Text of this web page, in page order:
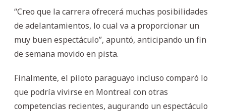
“Creo que la carrera ofrecerá muchas posibilidades
de adelantamientos, lo cual va a proporcionar un
muy buen espectáculo”, apuntó, anticipando un fin
de semana movido en pista.
Finalmente, el piloto paraguayo incluso comparó lo
que podría vivirse en Montreal con otras
competencias recientes, augurando un espectáculo